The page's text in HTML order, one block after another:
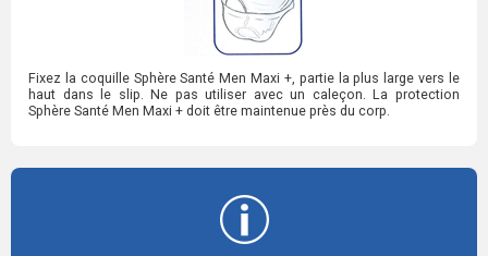
Fixez la coquille Sphère Santé Men Maxi +, partie la plus large vers le
haut dans le slip. Ne pas utiliser avec un caleçon. La protection
Sphère Santé Men Maxi + doit être maintenue près du corp.